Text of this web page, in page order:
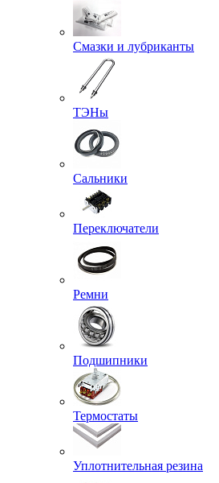
Смазки и лубриканты
ТЭНы
Сальники
Переключатели
Ремни
Подшипники
Термостаты
Уплотнительная резина